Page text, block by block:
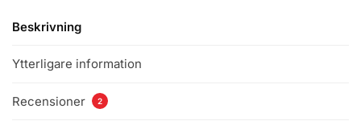
Beskrivning
Ytterligare information
Recensioner 2